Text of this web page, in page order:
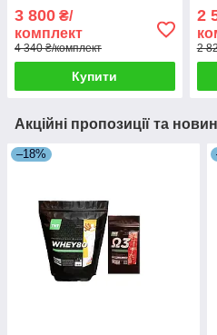
подарунок
3 800 ₴/
комплект
4 340 ₴/комплект
Купити
2
2
Акційні пропозиції та
–18%